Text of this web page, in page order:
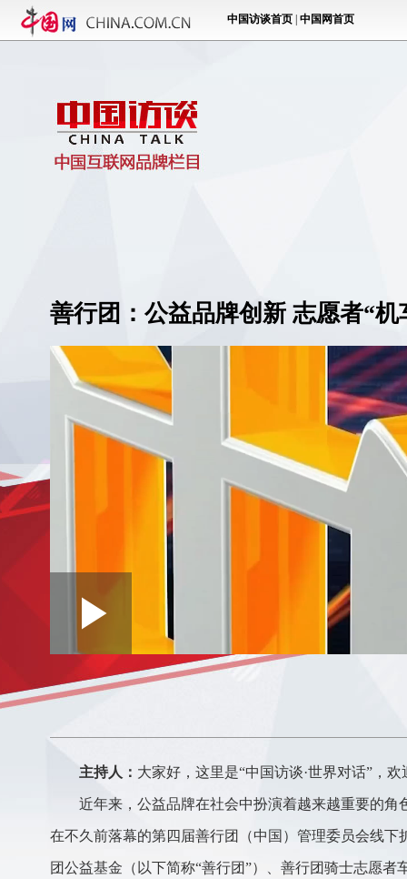
善行团：公益品牌创新 志愿者“
Play
Video
主持人： 大家好，这里是“中国访谈·世界对话”，欢
近年来，公益品牌在社会中扮演着越来越重要的
在不久前落幕的第四届善行团（中国）管理委员会线
团公益基金（以下简称“善行团”）、善行团骑士志愿